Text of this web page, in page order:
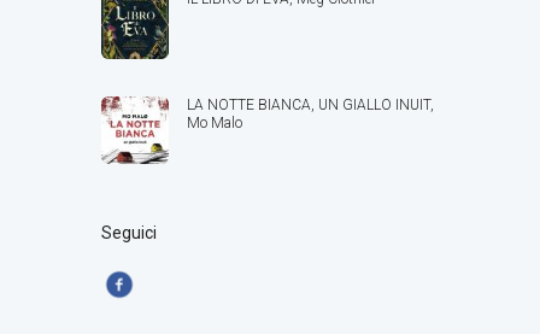
LA NOTTE BIANCA, UN GIALLO INUIT,
Mo Malo
Seguici